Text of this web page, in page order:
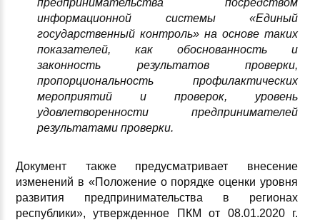
предпринимательства посредством
информационной системы «Единый
государственный контроль» на основе таких
показателей, как обоснованность и
законность результатов проверки,
пропорциональность профилактических
мероприятий и проверок, уровень
удовлетворенности предпринимателей
результатами проверки.
Документ также предусматривает внесение
изменений в «Положение о порядке оценки уровня
развития предпринимательства в регионах
республики», утвержденное ПКМ от 08.01.2020 г.